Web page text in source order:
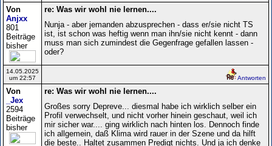
Von
Anjxx
801
Beiträge
bisher
re: Was wir wohl nie lernen....
Nunja - aber jemanden abzusprechen - dass er/sie nicht TS
ist, ist schon was heftig wenn man ihn/sie nicht kennt - dann
muss man sich zumindest die Gegenfrage gefallen lassen -
oder?
14.05.2025
um 22:57
Antworten
Von
_Jex
2594
Beiträge
bisher
re: Was wir wohl nie lernen....
Großes sorry Depreve... diesmal habe ich wirklich selber ein
Profil verwechselt, und nicht vorher hinein geschaut, weil ich
mir sicher war.... ging wirklich nach hinten los. Dennoch finde
ich allgemein, daß Klima wird rauer in der Szene und da hilft
die beste.. Haltet zusammen Predigt nichts. Und ja ich denke